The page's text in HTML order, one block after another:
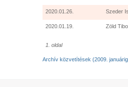
2020.01.26. Szeder
2020.01.19. Zöld
1. oldal
Archív közvetítések (2009.